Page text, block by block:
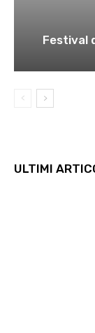
Festival
ULTIMI